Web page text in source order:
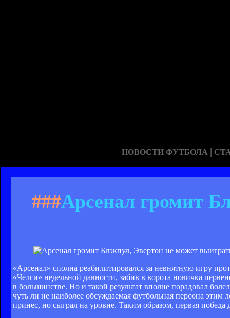
НОВОСТИ ФУТБОЛА |
###Арсенал громит
«Арсенал» сполна реабилитировался за невнятную игру
«Челси» недельной давности, забив в ворота новичка
в большинстве. Но и такой результат вполне порадовал
чуть ли не наиболее обсуждаемая футбольная персона
принес, но сыграл на уровне. Таким образом, первая победа